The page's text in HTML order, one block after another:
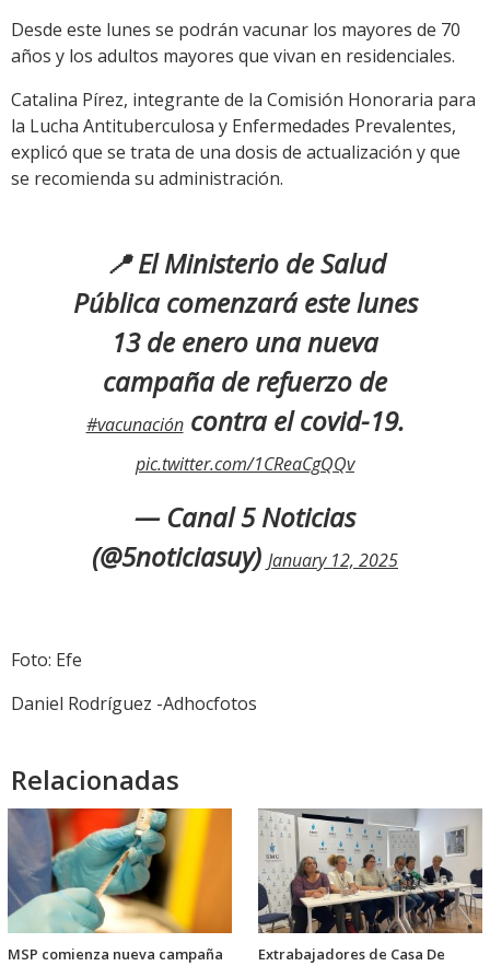
Desde este lunes se podrán vacunar los mayores de 70
años y los adultos mayores que vivan en residenciales.
Catalina Pírez, integrante de la Comisión Honoraria para
la Lucha Antituberculosa y Enfermedades Prevalentes,
explicó que se trata de una dosis de actualización y que
se recomienda su administración.
📍 El Ministerio de Salud
Pública comenzará este lunes
13 de enero una nueva
campaña de refuerzo de
#vacunacióncontra el covid-19.
pic.twitter.com/1CReaCgQQv
— Canal 5 Noticias
(@5noticiasuy) January 12, 2025
Foto: Efe
Daniel Rodríguez -Adhocfotos
Relacionadas
MSP comienza nueva campaña
Extrabajadores de Casa De